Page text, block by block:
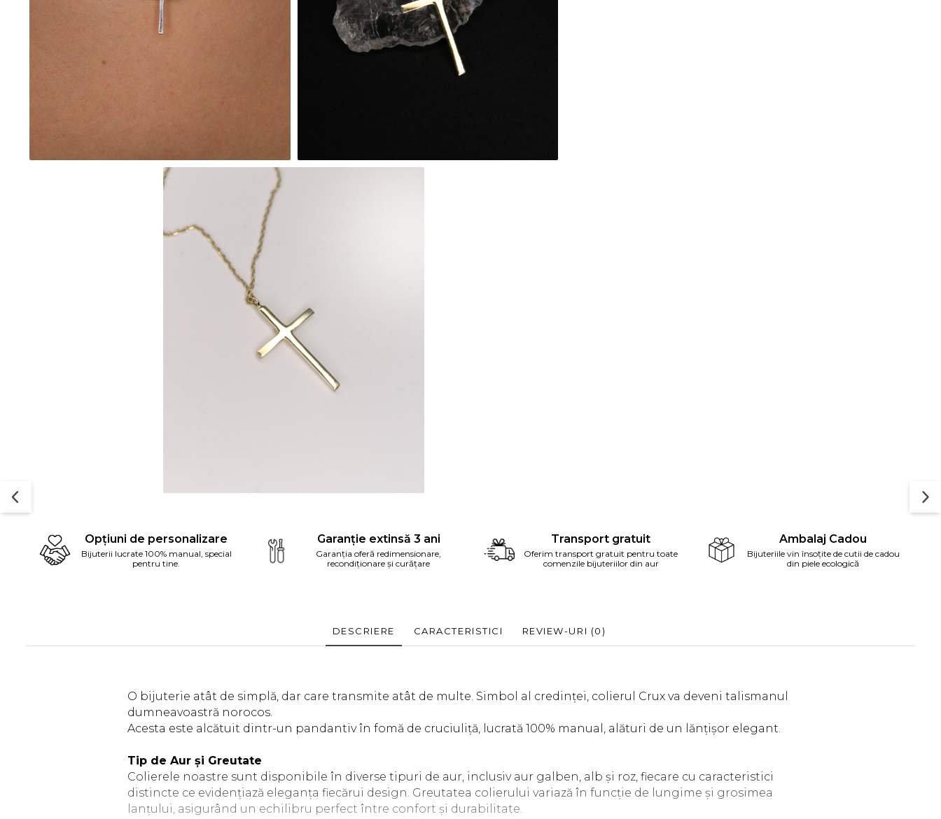
Facebook
Opțiuni de personalizare
Bijuterii lucrate 100% manual, special
pentru tine.
Garanție extinsă 3 ani
Garanția oferă redimensionare,
recondiționare și curățare
Transport gratuit
Oferim transport gratuit pentru toate
comenzile bijuteriilor din aur
Ambalaj Cadou
Bijuteriile vin însoțite de cutii de cadou
din piele ecologică
DESCRIERE CARACTERISTICI REVIEW-URI (0)
O bijuterie atât de simplă, dar care transmite atât de multe. Simbol al credinței, colierul Crux va deveni talismanul
dumneavoastră norocos.
Acesta este alcătuit dintr-un pandantiv în fomă de cruciuliță, lucrată 100% manual, alături de un lănțișor elegant.
Tip de Aur și Greutate
Colierele noastre sunt disponibile în diverse tipuri de aur, inclusiv aur galben, alb și roz, fiecare cu caracteristici
distincte ce evidențiază eleganța fiecărui design. Greutatea colierului variază în funcție de lungime și grosimea
lanțului, asigurând un echilibru perfect între confort și durabilitate.